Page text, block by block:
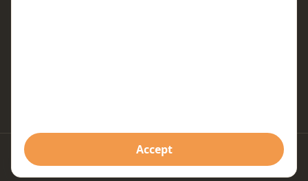
© 2026 Teeny. Toate drepturile rezervate.
Accept